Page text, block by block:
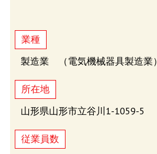
業種
製造業 （電気機械器具製造業）
所在地
山形県山形市立谷川1-1059-5
従業員数